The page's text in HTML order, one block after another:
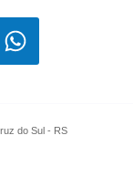
do Sul - RS